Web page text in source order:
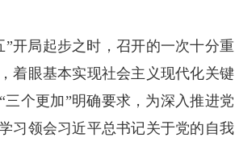
局起步之时，召开的一次十分重
着眼基本实现社会主义现代化关键
个更加”明确要求，为深入推进党
习领会习近平总书记关于党的自我